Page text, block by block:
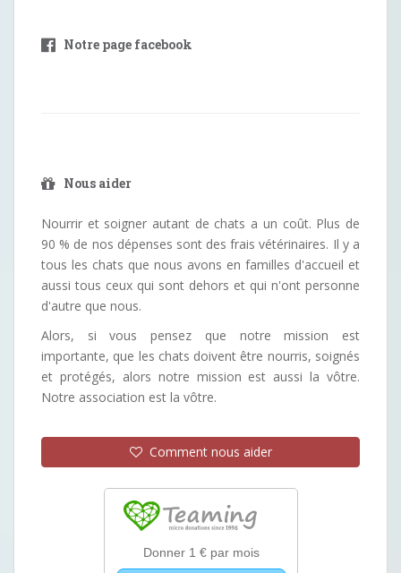
Notre page facebook
Nous aider
Nourrir et soigner autant de chats a un coût. Plus de
90 % de nos dépenses sont des frais vétérinaires. Il y a
tous les chats que nous avons en familles d'accueil et
aussi tous ceux qui sont dehors et qui n'ont personne
d'autre que nous.
Alors, si vous pensez que notre mission est
importante, que les chats doivent être nourris, soignés
et protégés, alors notre mission est aussi la vôtre.
Notre association est la vôtre.
Comment nous aider